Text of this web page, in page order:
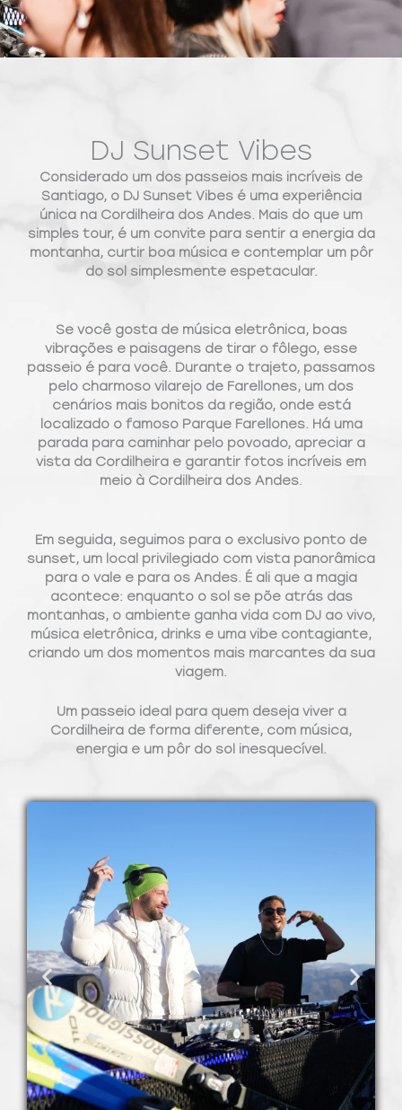
DJ Sunset Vibes
Considerado um dos passeios mais incríveis de
Santiago, o DJ Sunset Vibes é uma experiência
única na Cordilheira dos Andes. Mais do que um
simples tour, é um convite para sentir a energia da
montanha, curtir boa música e contemplar um pôr
do sol simplesmente espetacular.
Se você gosta de música eletrônica, boas
vibrações e paisagens de tirar o fôlego, esse
passeio é para você. Durante o trajeto, passamos
pelo charmoso vilarejo de Farellones, um dos
cenários mais bonitos da região, onde está
localizado o famoso Parque Farellones. Há uma
parada para caminhar pelo povoado, apreciar a
vista da Cordilheira e garantir fotos incríveis em
meio à Cordilheira dos Andes.
Em seguida, seguimos para o exclusivo ponto de
sunset, um local privilegiado com vista panorâmica
para o vale e para os Andes. É ali que a magia
acontece: enquanto o sol se põe atrás das
montanhas, o ambiente ganha vida com DJ ao vivo,
música eletrônica, drinks e uma vibe contagiante,
criando um dos momentos mais marcantes da sua
viagem.
Um passeio ideal para quem deseja viver a
Cordilheira de forma diferente, com música,
energia e um pôr do sol inesquecível.